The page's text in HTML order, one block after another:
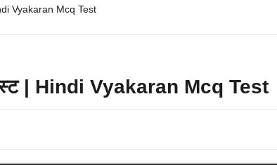
Vyakaran Mcq Test
| Hindi Vyakaran Mcq Test